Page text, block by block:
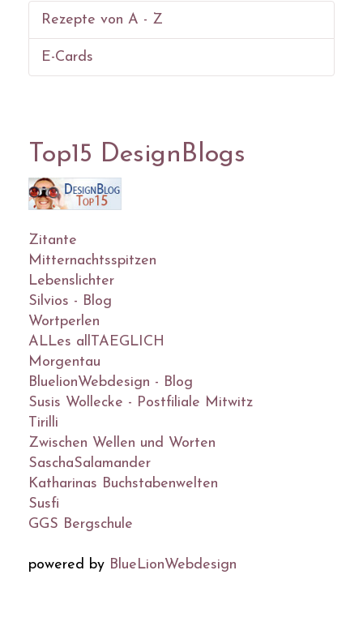
Rezepte von A - Z
E-Cards
Top15 DesignBlogs
Zitante
Mitternachtsspitzen
Lebenslichter
Silvios - Blog
Wortperlen
ALLes allTAEGLICH
Morgentau
BluelionWebdesign - Blog
Susis Wollecke - Postfiliale Mitwitz
Tirilli
Zwischen Wellen und Worten
SaschaSalamander
Katharinas Buchstabenwelten
Susfi
GGS Bergschule
powered by BlueLionWebdesign